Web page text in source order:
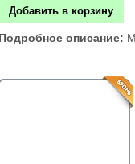
Добавить в корзину
Подробное описание: